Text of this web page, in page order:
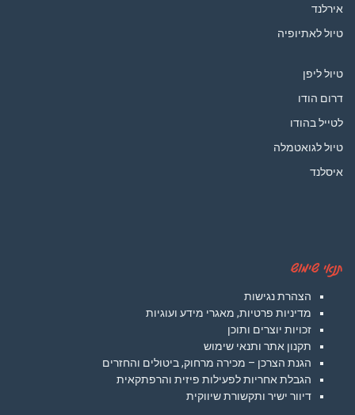
אירלנד
טיול לאתיופיה
טיול ליפן
דרום הודו
לטייל בהודו
טיול לגואטמלה
איסלנד
תנאי שימוש
הצהרת נגישות
מדיניות פרטיות, מאגרי מידע ועוגיות
זכויות יוצרים ותוכן
תקנון אתר ותנאי שימוש
הגנת הצרכן – מכירה מרחוק, ביטולים והחזרים
הגבלת אחריות לפעילות פיזית והרפתקאית
דיוור ישיר ותקשורת שיווקית